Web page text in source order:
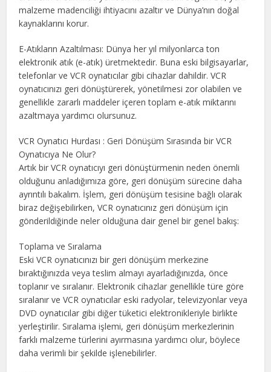
malzeme madenciliği ihtiyacını azaltır ve Dünya’nın doğal
kaynaklarını korur.
E-Atıkların Azaltılması: Dünya her yıl milyonlarca ton
elektronik atık (e-atık) üretmektedir. Buna eski bilgisayarlar,
telefonlar ve VCR oynatıcılar gibi cihazlar dahildir. VCR
oynatıcınızı geri dönüştürerek, yönetilmesi zor olabilen ve
genellikle zararlı maddeler içeren toplam e-atık miktarını
azaltmaya yardımcı olursunuz.
VCR Oynatıcı Hurdası : Geri Dönüşüm Sırasında bir VCR
Oynatıcıya Ne Olur?
Artık bir VCR oynatıcıyı geri dönüştürmenin neden önemli
olduğunu anladığımıza göre, geri dönüşüm sürecine daha
ayrıntılı bakalım. İşlem, geri dönüşüm tesisine bağlı olarak
biraz değişebilirken, VCR oynatıcınız geri dönüşüm için
gönderildiğinde neler olduğuna dair genel bir genel bakış:
Toplama ve Sıralama
Eski VCR oynatıcınızı bir geri dönüşüm merkezine
bıraktığınızda veya teslim almayı ayarladığınızda, önce
toplanır ve sıralanır. Elektronik cihazlar genellikle türe göre
sıralanır ve VCR oynatıcılar eski radyolar, televizyonlar veya
DVD oynatıcılar gibi diğer tüketici elektronikleriyle birlikte
yerleştirilir. Sıralama işlemi, geri dönüşüm merkezlerinin
farklı malzeme türlerini ayırmasına yardımcı olur, böylece
daha verimli bir şekilde işlenebilirler.